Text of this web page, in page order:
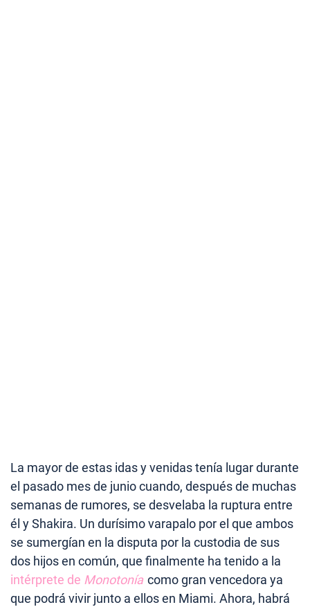
La mayor de estas idas y venidas tenía lugar durante
el pasado mes de junio cuando, después de muchas
semanas de rumores, se desvelaba la ruptura entre
él y Shakira. Un durísimo varapalo por el que ambos
se sumergían en la disputa por la custodia de sus
dos hijos en común, que finalmente ha tenido a la
intérprete de Monotonía como gran vencedora ya
que podrá vivir junto a ellos en Miami. Ahora, habrá